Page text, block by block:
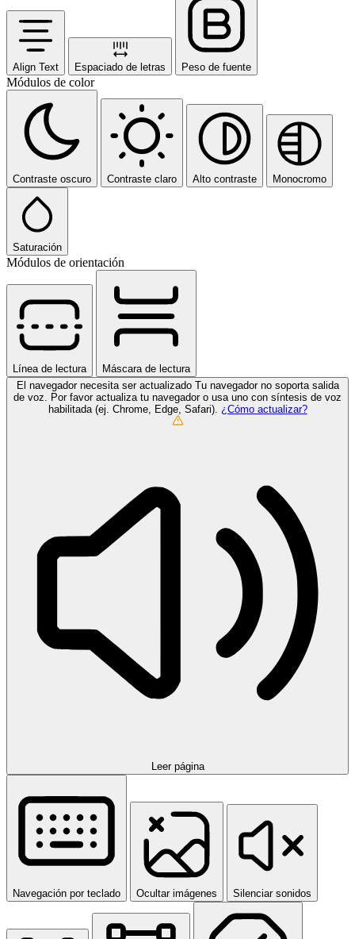
Align Text Espaciado de letras Peso de fuente
Módulos de color
Contraste oscuro Contraste claro Alto contraste Monocromo
Saturación
Módulos de orientación
Línea de lectura
Máscara de lectura
El navegador necesita ser actualizado Tu navegador no soporta salida
de voz. Por favor actualiza tu navegador o usa uno con síntesis de voz
habilitada (ej. Chrome, Edge, Safari). ¿Cómo actualizar?
Leer página
Navegación por teclado Ocultar imágenes Silenciar sonidos